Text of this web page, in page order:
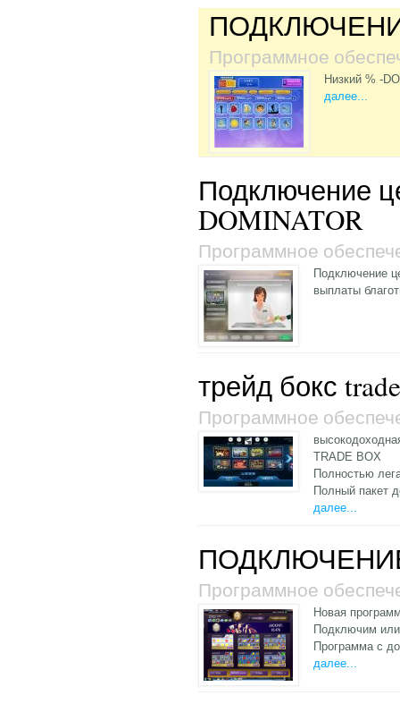
Программное
Низкий % -
далее...
Подключение
DOMINATOR
Программное
Подключение
выплаты
трейд бокс
Программное
TRADE BOX
Полностью
Полный пакет
далее...
Программное
Новая
Подключим
Программа с
далее...